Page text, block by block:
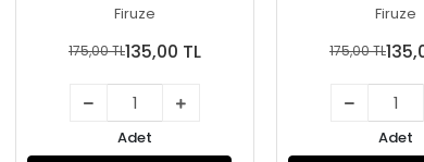
Firuze
175,00 TL135,00 TL
Adet
Firuze
175,00 TL
Adet